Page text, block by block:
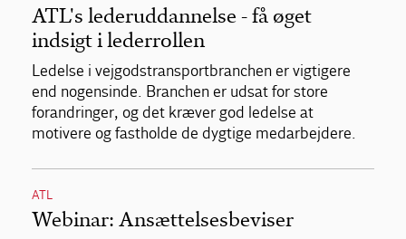
ATL's lederuddannelse - få øget
indsigt i lederrollen
Ledelse i vejgodstransportbranchen er vigtigere
end nogensinde. Branchen er udsat for store
forandringer, og det kræver god ledelse at
motivere og fastholde de dygtige medarbejdere.
ATL
Webinar: Ansættelsesbeviser